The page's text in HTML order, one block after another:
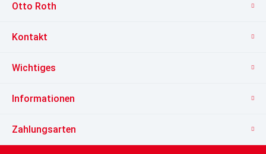
Otto Roth
Kontakt
Wichtiges
Informationen
Zahlungsarten